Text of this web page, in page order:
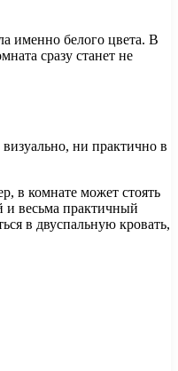
именно белого цвета. В
сразу станет не
ни практично в
в комнате может стоять
и весьма практичный
в двуспальную кровать,